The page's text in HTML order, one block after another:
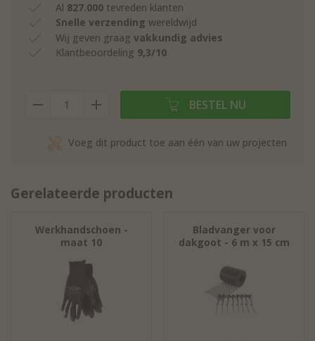
Al 827.000 tevreden klanten
Snelle verzending wereldwijd
Wij geven graag vakkundig advies
Klantbeoordeling 9,3/10
BESTEL NU
Voeg dit product toe aan één van uw projecten
Gerelateerde producten
Werkhandschoen -
maat 10
Bladvanger voor
dakgoot - 6 m x 15 cm